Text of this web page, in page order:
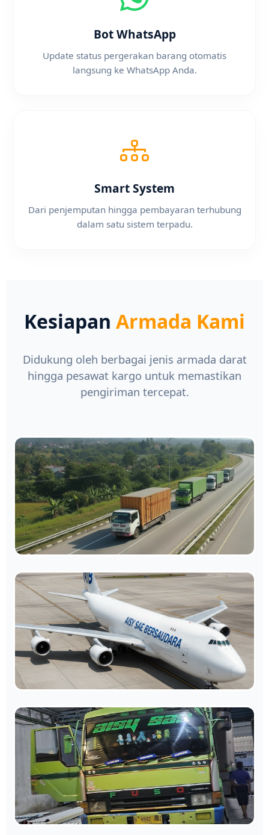
Bot WhatsApp
Update status pergerakan barang otomatis
langsung ke WhatsApp Anda.
Smart System
Dari penjemputan hingga pembayaran terhubung
dalam satu sistem terpadu.
Kesiapan Armada Kami
Didukung oleh berbagai jenis armada darat
hingga pesawat kargo untuk memastikan
pengiriman tercepat.